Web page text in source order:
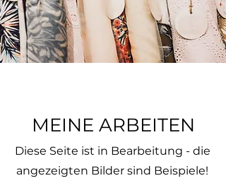
MEINE ARBEITEN
Diese Seite ist in Bearbeitung - die
angezeigten Bilder sind Beispiele!